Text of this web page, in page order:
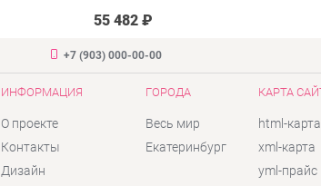
55 482 ₽
+7 (903) 000-00-00
ИНФОРМАЦИЯ
О проекте
Контакты
Дизайн
ГОРОДА
Весь мир
Екатеринбург
КАРТА
html-карта
xml-карта
yml-прайс